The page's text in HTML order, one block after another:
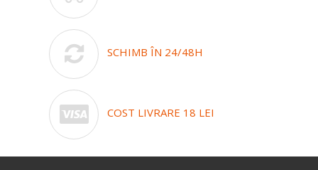
SCHIMB ÎN 24/48H
COST LIVRARE 18 LEI